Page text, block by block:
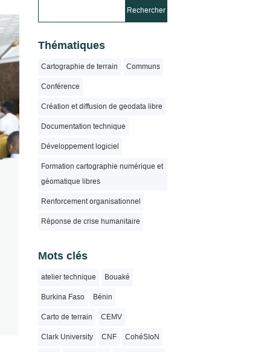
Thématiques
Cartographie de terrain Communs
Conférence
Création et diffusion de geodata libre
Documentation technique
Développement logiciel
Formation cartographie numérique et
géomatique libres
Renforcement organisationnel
Réponse de crise humanitaire
Mots clés
atelier technique Bouaké
Burkina Faso Bénin
Carto de terrain CEMV
Clark University CNF CohéSIoN